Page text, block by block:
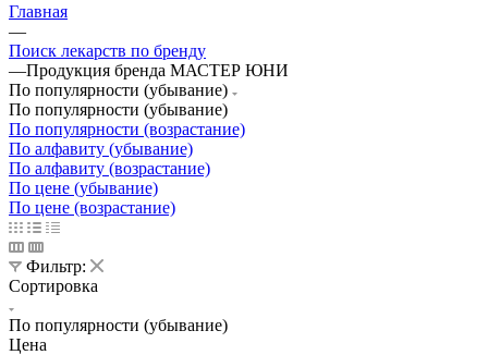
Главная
—
Поиск лекарств по бренду
—Продукция бренда МАСТЕР ЮНИ
По популярности (убывание)
По популярности (убывание)
По популярности (возрастание)
По алфавиту (убывание)
По алфавиту (возрастание)
По цене (убывание)
По цене (возрастание)
Фильтр:
Сортировка
По популярности (убывание)
Цена